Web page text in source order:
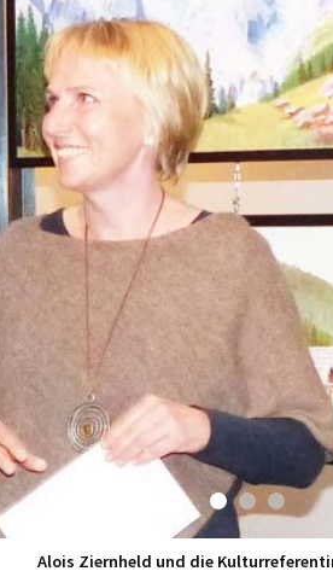
Alois Ziernheld und die